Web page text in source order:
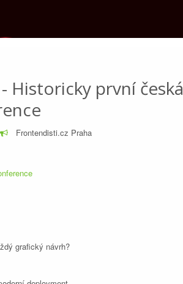
Historicky první česká
Frontendisti.cz Praha
grafický návrh?